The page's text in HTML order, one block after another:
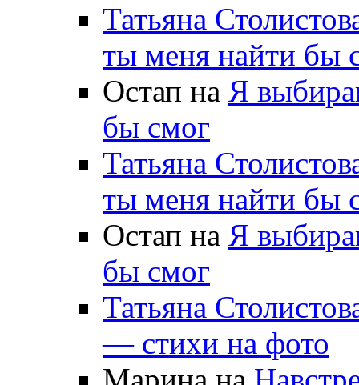
Татьяна
ты меня найти бы
Остап на Я
бы смог
Татьяна
ты меня найти бы
Остап на Я
бы смог
Татьяна
— стихи на фото